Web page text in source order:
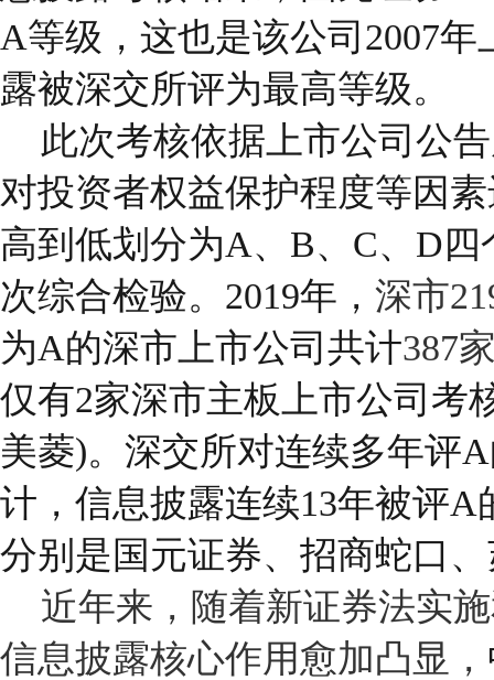
A等级，这也是该公司 2007年
露被深交所评为最高等级。
此次考核依据上市公司公
对投资者权益保护程度等因
高到低划分为A、 B、 C、 D四
次综合检验。 2019年， 深市
为A的深市上市公司共计387
仅有2家深市主板上市公司考
美菱)。深交所对连续多年评A
计，信息披露连续13年被评A
分别是国元证券、招商蛇口
近年来，随着新证券法实
信息披露核心作用愈加凸显，